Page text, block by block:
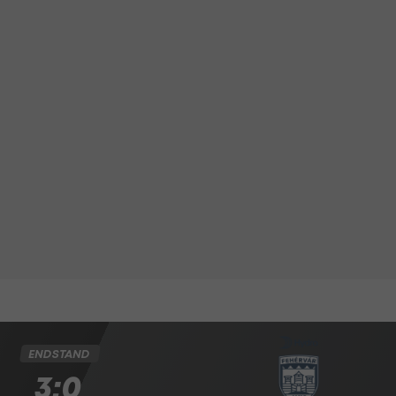
ENDSTAND